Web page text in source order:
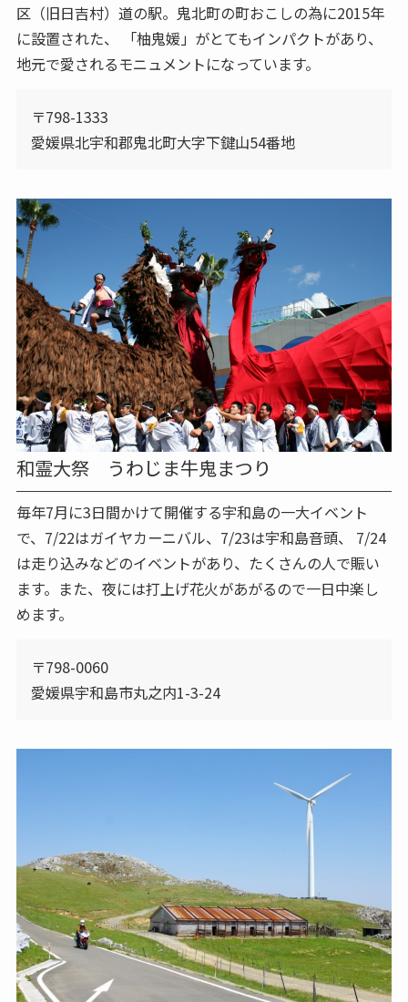
区（旧日吉村）道の駅。鬼北町の町おこしの為に2015年
に設置された、 「柚鬼媛」がとてもインパクトがあり、
地元で愛されるモニュメントになっています。
〒798-1333
愛媛県北宇和郡鬼北町大字下鍵山54番地
和霊大祭 うわじま牛鬼まつり
毎年7月に3日間かけて開催する宇和島の一大イベント
で、7/22はガイヤカーニバル、7/23は宇和島音頭、 7/24
は走り込みなどのイベントがあり、たくさんの人で賑い
ます。また、夜には打上げ花火があがるので一日中楽し
めます。
〒798-0060
愛媛県宇和島市丸之内1-3-24